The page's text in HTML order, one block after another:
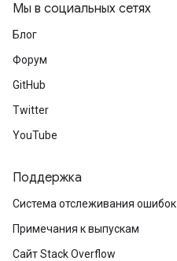
Мы в социальных сетях
Блог
Форум
GitHub
Twitter
YouTube
Поддержка
Система отслеживания ошибок
Примечания к выпускам
Сайт Stack Overflow